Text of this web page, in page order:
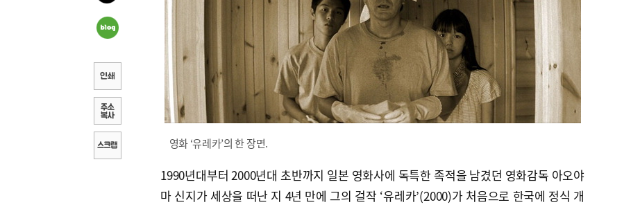
영화 ‘유레카’의 한 장면.
1990년대부터 2000년대 초반까지 일본 영화사에 독특한 족적을 남겼던 영화감독 아오야
마 신지가 세상을 떠난 지 4년 만에 그의 걸작 ‘유레카’(2000)가 처음으로 한국에 정식 개